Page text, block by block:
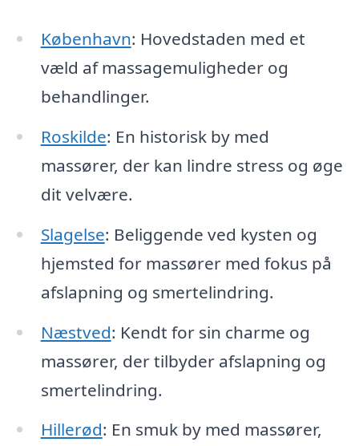
København: Hovedstaden med et
væld af massagemuligheder og
behandlinger.
Roskilde: En historisk by med
massører, der kan lindre stress og øge
dit velvære.
Slagelse: Beliggende ved kysten og
hjemsted for massører med fokus på
afslapning og smertelindring.
Næstved: Kendt for sin charme og
massører, der tilbyder afslapning og
smertelindring.
Hillerød: En smuk by med massører,